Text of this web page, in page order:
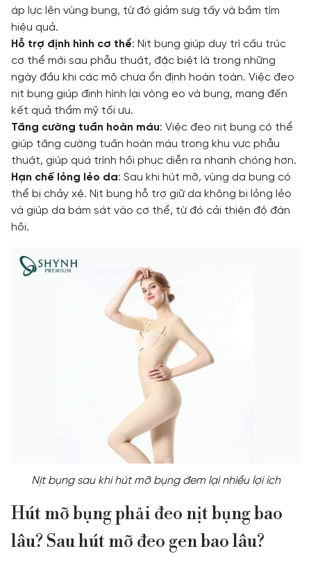
áp lực lên vùng bụng, từ đó giảm sưg tấy và bầm tím
hiệu quả.
Hỗ trợ định hình cơ thể: Nịt bụng giúp duy trì cấu trúc
cơ thể mới sau phẫu thuật, đặc biệt là trong những
ngày đầu khi các mô chưa ổn định hoàn toàn. Việc đeo
nịt bụng giúp định hình lại vòng eo và bụng, mang đến
kết quả thẩm mỹ tối ưu.
Tăng cường tuần hoàn máu: Việc đeo nịt bụng có thể
giúp tăng cường tuần hoàn máu trong khu vực phẫu
thuật, giúp quá trình hồi phục diễn ra nhanh chóng hơn.
Hạn chế lỏng lẻo da: Sau khi hút mỡ, vùng da bụng có
thể bị chảy xệ. Nịt bụng hỗ trợ giữ da không bị lỏng lẻo
và giúp da bám sát vào cơ thể, từ đó cải thiện độ đàn
hồi.
Nịt bụng sau khi hút mỡ bụng đem lại nhiều lợi ích
Hút mỡ bụng phải đeo nịt bụng bao
lâu? Sau hút mỡ đeo gen bao lâu?